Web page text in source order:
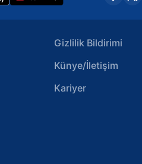
Gizlilik Bildirimi
Künye/İletişim
Kariyer